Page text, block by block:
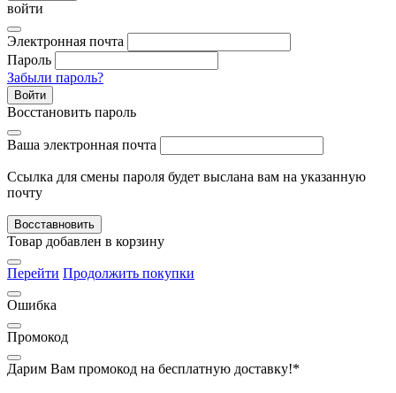
войти
Электронная почта
Пароль
Забыли пароль?
Войти
Восстановить пароль
Ваша электронная почта
Ссылка для смены пароля будет выслана вам на указанную
почту
Восставновить
Товар добавлен в корзину
Перейти Продолжить покупки
Ошибка
Промокод
Дарим Вам промокод на бесплатную доставку!*